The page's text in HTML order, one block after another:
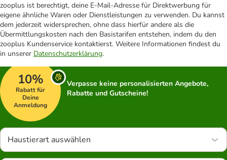
zooplus ist berechtigt, deine E-Mail-Adresse für Direktwerbung für
eigene ähnliche Waren oder Dienstleistungen zu verwenden. Du kannst
dem jederzeit widersprechen, ohne dass hierfür andere als die
Übermittlungskosten nach den Basistarifen entstehen, indem du den
zooplus Kundenservice kontaktierst. Weitere Informationen findest du
in unserer Datenschutzerklärung.
10%
Rabatt für
Deine
Anmeldung
Verpasse keine personalisierten Angebote,
Rabatte und Gutscheine!
Haustierart auswählen